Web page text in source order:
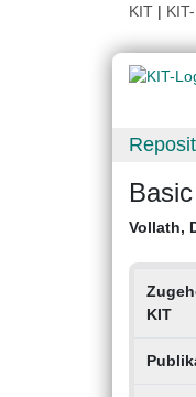
KIT |
Vollath,
KIT